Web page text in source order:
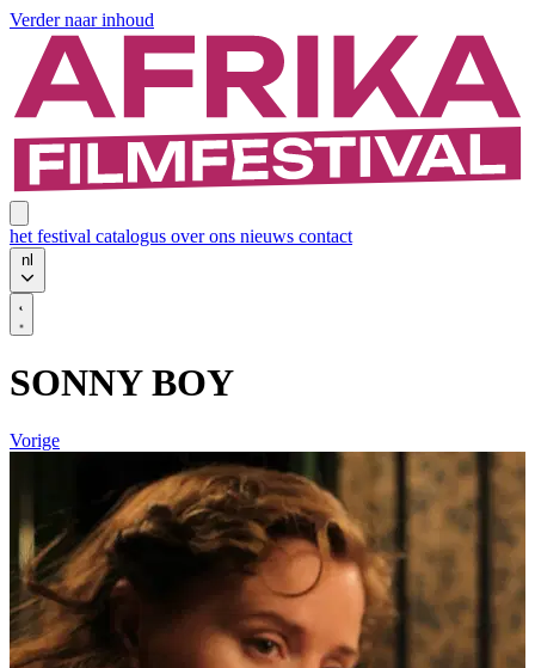
Verder naar inhoud
het festival catalogus over ons nieuws contact
nl
SONNY BOY
Vorige